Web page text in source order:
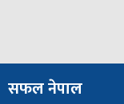
सफल नेपाल